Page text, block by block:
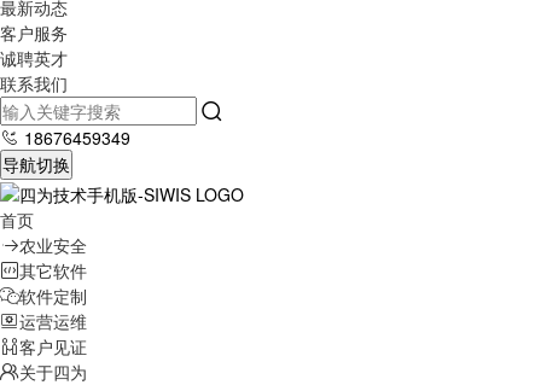
最新动态
客户服务
诚聘英才
联系我们
18676459349
导航切换
首页
农业安全
其它软件
软件定制
运营运维
客户见证
关于四为